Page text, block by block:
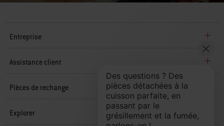
Entreprise
Assistance client
Pièces de rechange
Explorer